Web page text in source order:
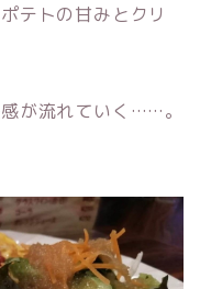
テトの甘みとクリ
が流れていく……。